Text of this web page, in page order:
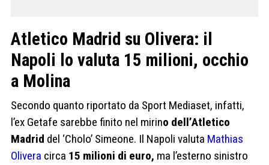
Atletico Madrid su Olivera: il
Napoli lo valuta 15 milioni, occhio
a Molina
Secondo quanto riportato da Sport Mediaset, infatti,
l’ex Getafe sarebbe finito nel mirino dell’Atletico
Madrid del ‘Cholo’ Simeone. Il Napoli valuta Mathias
Olivera circa 15 milioni di euro, ma l’esterno sinistro